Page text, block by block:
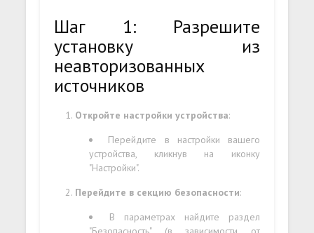
Шаг 1: Разрешите
установку из
неавторизованных
источников
Откройте настройки устройства:
Перейдите в настройки вашего
устройства, кликнув на иконку
"Настройки".
Перейдите в секцию безопасности:
В параметрах найдите раздел